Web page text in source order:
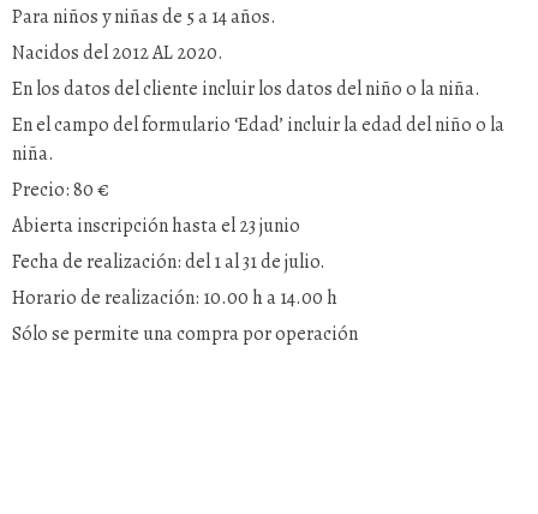
Para niños y niñas de 5 a 14 años.
Nacidos del 2012 AL 2020.
En los datos del cliente incluir los datos del niño o la niña.
En el campo del formulario ‘Edad’ incluir la edad del niño o la
niña.
Precio: 80 €
Abierta inscripción hasta el 23 junio
Fecha de realización: del 1 al 31 de julio.
Horario de realización: 10.00 h a 14.00 h
Sólo se permite una compra por operación